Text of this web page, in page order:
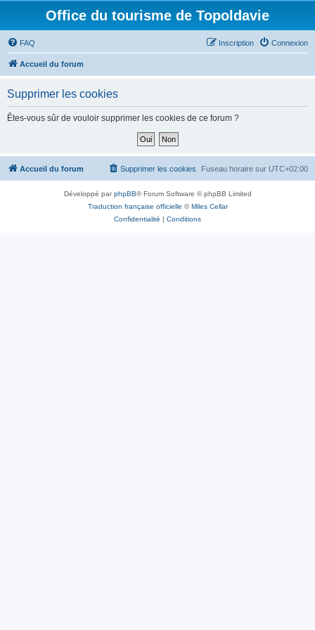
Office du tourisme de Topoldavie
FAQ Connexion
Inscription
Accueil du forum
Supprimer les cookies
Êtes-vous sûr de vouloir supprimer les cookies de ce forum ?
Accueil du forum Fuseau horaire sur UTC+02:00
Supprimer les cookies
Développé parphpBB® Forum Software © phpBB Limited
Traduction française officielle ©Miles Cellar
Confidentialité | Conditions